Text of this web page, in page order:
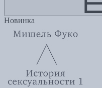
Новинка